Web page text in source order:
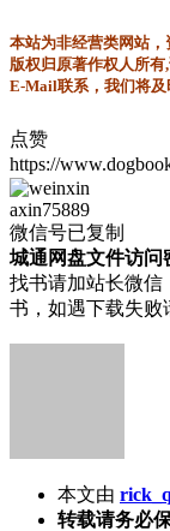
本站为非经营类网站
版权归原著作权人所
E-Mail联系，我们将及
点赞
https://
axin75889
微信号已复制
城通网盘文件访问
找书请加站长微信
书，如遇下载失败
本文由
转载请务必